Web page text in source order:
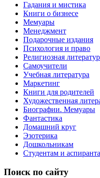
Гадания и мистика
Книги о бизнесе
Мемуары
Менеджмент
Подарочные издания
Психология и право
Религиозная
Самоучители
Учебная литература
Маркетинг
Книги для родителей
Художественная
Биографии. Мемуары
Фантастика
Домашний круг
Эзотерика
Дошкольникам
Студентам и
Поиск по сайту